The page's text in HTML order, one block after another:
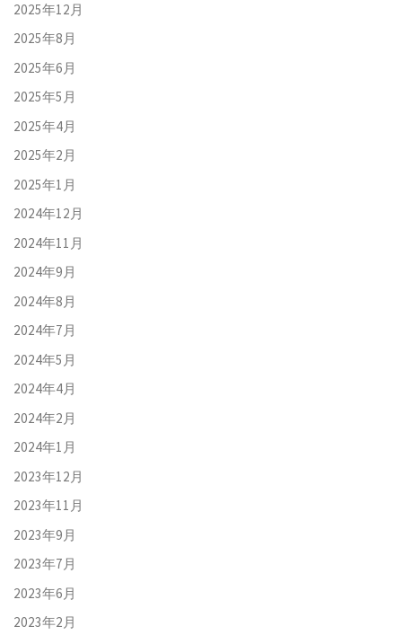
2025年12月
2025年8月
2025年6月
2025年5月
2025年4月
2025年2月
2025年1月
2024年12月
2024年11月
2024年9月
2024年8月
2024年7月
2024年5月
2024年4月
2024年2月
2024年1月
2023年12月
2023年11月
2023年9月
2023年7月
2023年6月
2023年2月